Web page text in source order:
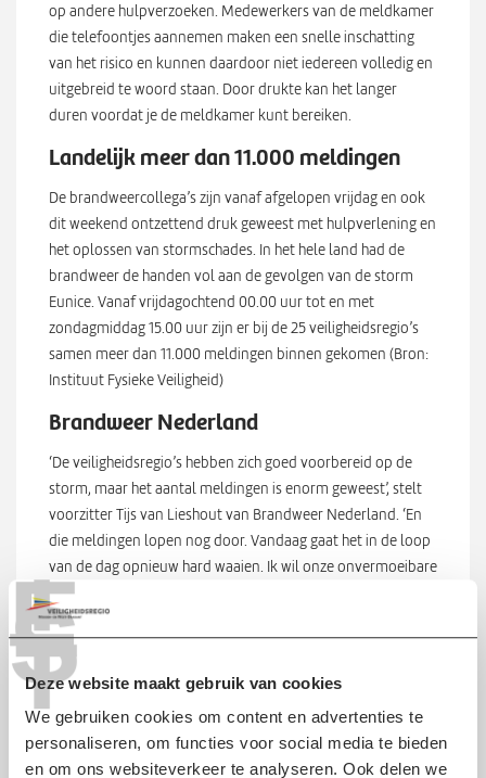
T
E
S
T
Deze website maakt gebruik van cookies
We gebruiken cookies om content en advertenties te
personaliseren, om functies voor social media te bieden
en om ons websiteverkeer te analyseren. Ook delen we
op andere hulpverzoeken. Medewerkers van de meldkamer
die telefoontjes aannemen maken een snelle inschatting
van het risico en kunnen daardoor niet iedereen volledig en
uitgebreid te woord staan. Door drukte kan het langer
duren voordat je de meldkamer kunt bereiken.
Landelijk meer dan 11.000 meldingen
De brandweercollega’s zijn vanaf afgelopen vrijdag en ook
dit weekend ontzettend druk geweest met hulpverlening en
het oplossen van stormschades. In het hele land had de
brandweer de handen vol aan de gevolgen van de storm
Eunice. Vanaf vrijdagochtend 00.00 uur tot en met
zondagmiddag 15.00 uur zijn er bij de 25 veiligheidsregio’s
samen meer dan 11.000 meldingen binnen gekomen (Bron:
Instituut Fysieke Veiligheid)
Brandweer Nederland
‘De veiligheidsregio’s hebben zich goed voorbereid op de
storm, maar het aantal meldingen is enorm geweest’, stelt
voorzitter Tijs van Lieshout van Brandweer Nederland. ‘En
die meldingen lopen nog door. Vandaag gaat het in de loop
van de dag opnieuw hard waaien. Ik wil onze onvermoeibare
brandweermannen en vrouwen, de collega’s op de
meldkamers en alle andere hulpverleners en partners
bedanken voor het bizar vele werk dat de afgelopen dagen
en nachten is verzet. Tegelijkertijd zijn wij ook trots op de
hulp die wij als brandweer hebben kunnen bieden.’